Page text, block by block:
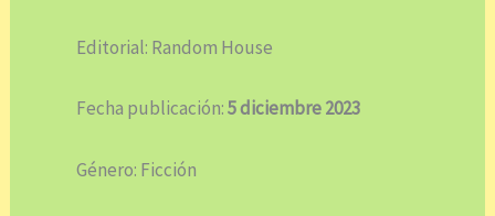
Editorial: Random House
Fecha publicación:5 diciembre 2023
Género: Ficción